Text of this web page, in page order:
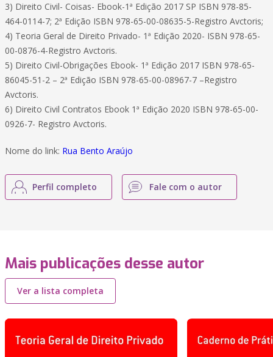
3) Direito Civil- Coisas- Ebook-1ª Edição 2017 SP ISBN 978-85-
464-0114-7; 2ª Edição ISBN 978-65-00-08635-5-Registro Avctoris;
4) Teoria Geral de Direito Privado- 1ª Edição 2020- ISBN 978-65-
00-0876-4-Registro Avctoris.
5) Direito Civil-Obrigações Ebook- 1ª Edição 2017 ISBN 978-65-
86045-51-2 – 2ª Edição ISBN 978-65-00-08967-7 –Registro
Avctoris.
6) Direito Civil Contratos Ebook 1ª Edição 2020 ISBN 978-65-00-
0926-7- Registro Avctoris.
Nome do link: Rua Bento Araújo
Perfil completo Fale com o autor
Mais publicações desse autor
Ver a lista completa